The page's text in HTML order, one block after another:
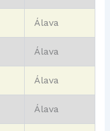
Álava
Álava
Álava
Álava